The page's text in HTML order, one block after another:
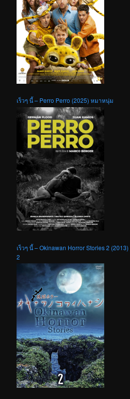
เร็วๆ นี้ – Perro Perro (2025) หมาหนุ่ม
เร็วๆ นี้ – Okinawan Horror Stories 2
2